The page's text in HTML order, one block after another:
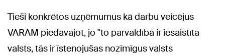
Tieši konkrētos uzņēmumus kā darbu veicējus
VARAM piedāvājot, jo "to pārvaldībā ir iesaistīta
valsts, tās ir īstenojušas nozīmīgus valsts